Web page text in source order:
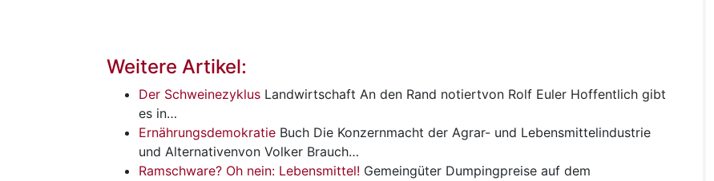
Weitere Artikel:
Der Schweinezyklus Landwirtschaft An den Rand notiertvon Rolf Euler Hoffentlich gibt
es in…
Ernährungsdemokratie Buch Die Konzernmacht der Agrar- und Lebensmittelindustrie
und Alternativenvon Volker Brauch…
Ramschware? Oh nein: Lebensmittel! Gemeingüter Dumpingpreise auf dem